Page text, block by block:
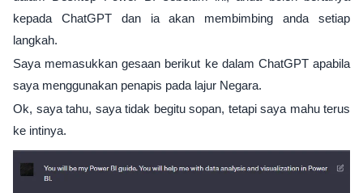
kepada ChatGPT dan ia akan membimbing anda setiap
langkah.
Saya memasukkan gesaan berikut ke dalam ChatGPT apabila
saya menggunakan penapis pada lajur Negara.
Ok, saya tahu, saya tidak begitu sopan, tetapi saya mahu terus
ke intinya.